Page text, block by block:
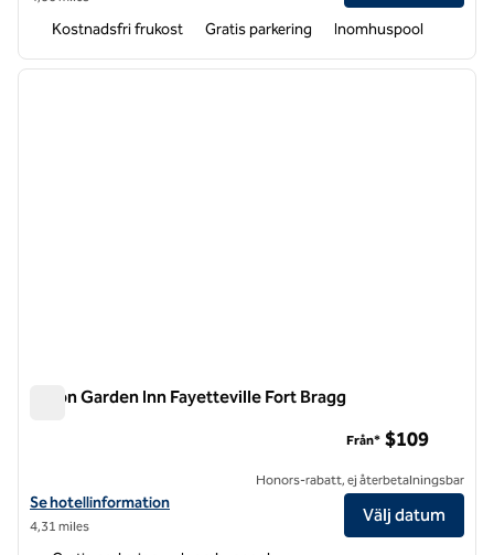
Kostnadsfri frukost Gratis parkering Inomhuspool
1 av 12
nästa
Hilton Garden Inn Fayetteville Fort Bragg
Visa hotelluppgifter för Hilton Garden Inn Fayetteville Fort Bragg
Se hotellinformation
4,31 miles
Från* $109
Honors-rabatt, ej återbetalningsbar
Välj datum